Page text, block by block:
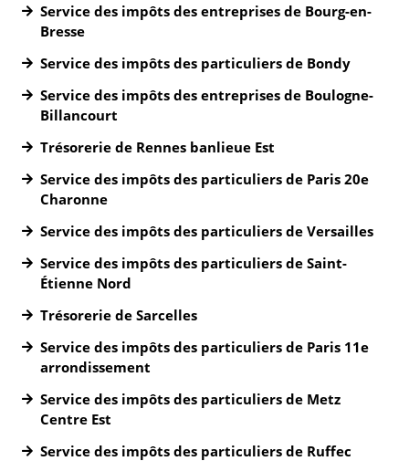
Service des impôts des entreprises de Bourg-en-
Bresse
Service des impôts des particuliers de Bondy
Service des impôts des entreprises de Boulogne-
Billancourt
Trésorerie de Rennes banlieue Est
Service des impôts des particuliers de Paris 20e
Charonne
Service des impôts des particuliers de Versailles
Service des impôts des particuliers de Saint-
Étienne Nord
Trésorerie de Sarcelles
Service des impôts des particuliers de Paris 11e
arrondissement
Service des impôts des particuliers de Metz
Centre Est
Service des impôts des particuliers de Ruffec